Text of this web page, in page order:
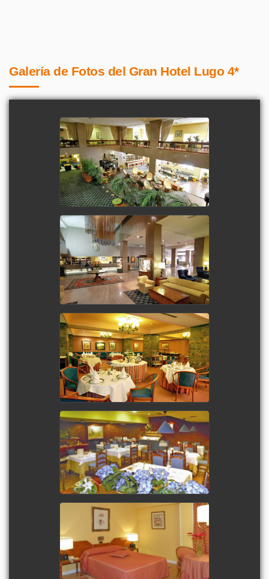
Galería de Fotos del Gran Hotel Lugo 4*